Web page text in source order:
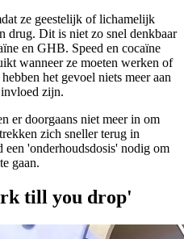
ze geestelijk of lichamelijk
drug. Dit is niet zo snel denkbaar
en GHB. Speed en cocaïne
wanneer ze moeten werken of
het gevoel niets meer aan
zijn.
er doorgaans niet meer in om
zich sneller terug in
'onderhoudsdosis' nodig om
gaan.
till you drop'